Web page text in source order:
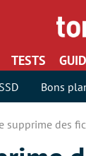
TESTS
SSD Bons
supprime des